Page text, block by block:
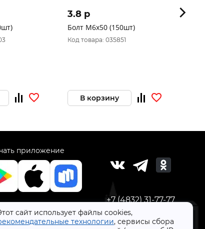
сайт использует файлы cookies,
технологии, сервисы сбора
3.8 p
Болт М6х50 (150шт)
Код товара: 035851
В корзину
приложение
+7 (4832) 31-77-77